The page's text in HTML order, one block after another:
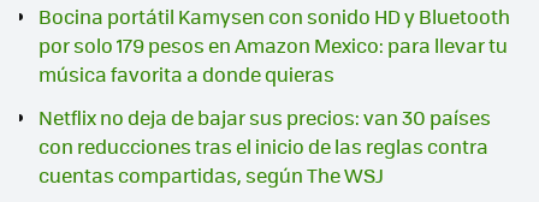
Bocina portátil Kamysen con sonido HD y Bluetooth
por solo 179 pesos en Amazon Mexico: para llevar tu
música favorita a donde quieras
Netflix no deja de bajar sus precios: van 30 países
con reducciones tras el inicio de las reglas contra
cuentas compartidas, según The WSJ